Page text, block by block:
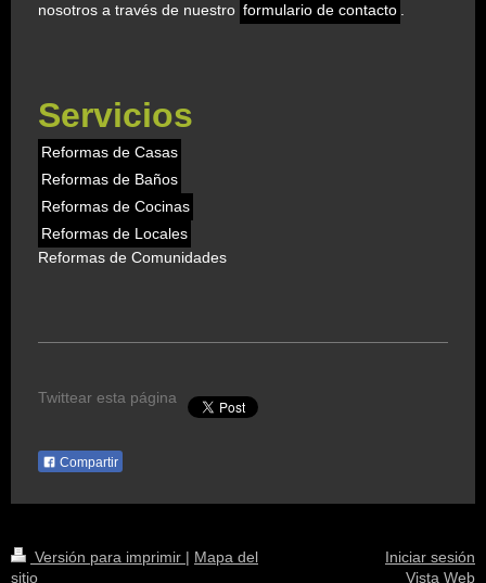
nosotros a través de nuestro formulario de contacto .
Servicios
Reformas de Casas
Reformas de Baños
Reformas de Cocinas
Reformas de Locales
Reformas de Comunidades
Twittear esta página
Compartir
Versión para imprimir | Mapa del
sitio
Iniciar sesión
Vista Web